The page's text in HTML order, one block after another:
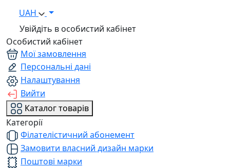
UAH
Увійдіть в особистий кабінет
Особистий кабінет
Мої замовлення
Персональні дані
Налаштування
Вийти
Каталог товарів
Категорії
Філателістичний абонемент
Замовити власний дизайн марки
Поштові марки